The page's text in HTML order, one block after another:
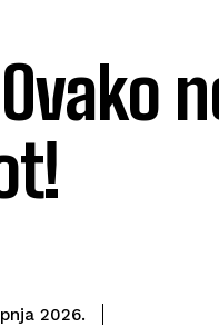
Ovako
2026.